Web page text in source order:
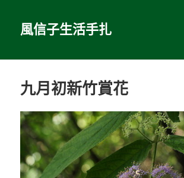
風信子生活手扎
九月初新竹賞花